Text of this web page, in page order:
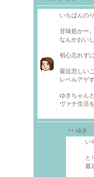
いちばんの
甘味処かー
なんかおい
初心忘れず
最近悲しい
レベルアゲ
ゆきちゃん
ヴァナ生活
++ ゆき
い
と
最